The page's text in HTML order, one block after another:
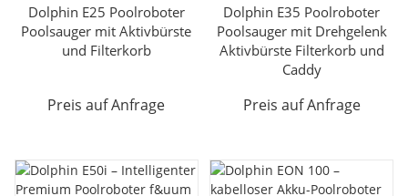
Dolphin E25 Poolroboter
Poolsauger mit Aktivbürste
und Filterkorb
Preis auf Anfrage
Dolphin E35 Poolroboter
Poolsauger mit Drehgelenk
Aktivbürste Filterkorb und
Caddy
Preis auf Anfrage